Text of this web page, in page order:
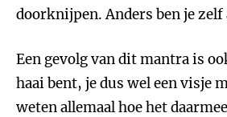
doorknijpen. Anders ben je zelf
Een gevolg van dit mantra is
haai bent, je dus wel een visje
weten allemaal hoe het